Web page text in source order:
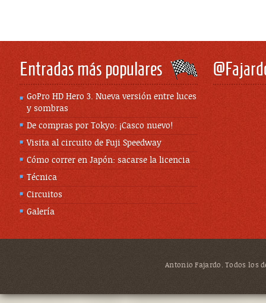
Entradas más populares
GoPro HD Hero 3. Nueva versión entre luces
y sombras
De compras por Tokyo: ¡Casco nuevo!
Visita al circuito de Fuji Speedway
Cómo correr en Japón: sacarse la licencia
Técnica
Circuitos
Galería
Antonio Fajardo. Todos los